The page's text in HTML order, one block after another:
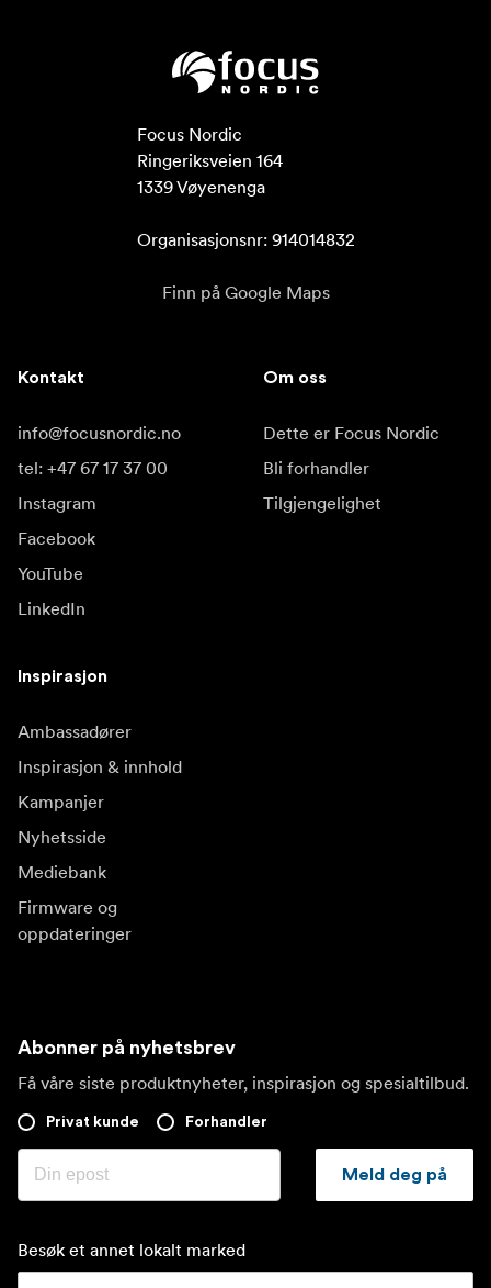
Focus Nordic
Ringeriksveien 164
1339 Vøyenenga
Organisasjonsnr: 914014832
Finn på Google Maps
Kontakt
info@focusnordic.no
tel: +47 67 17 37 00
Instagram
Facebook
YouTube
LinkedIn
Om oss
Dette er Focus Nordic
Bli forhandler
Tilgjengelighet
Inspirasjon
Ambassadører
Inspirasjon & innhold
Kampanjer
Nyhetsside
Mediebank
Firmware og
oppdateringer
Abonner på nyhetsbrev
Få våre siste produktnyheter, inspirasjon og spesialtilbud.
Privat kunde Forhandler
Meld deg på
Besøk et annet lokalt marked